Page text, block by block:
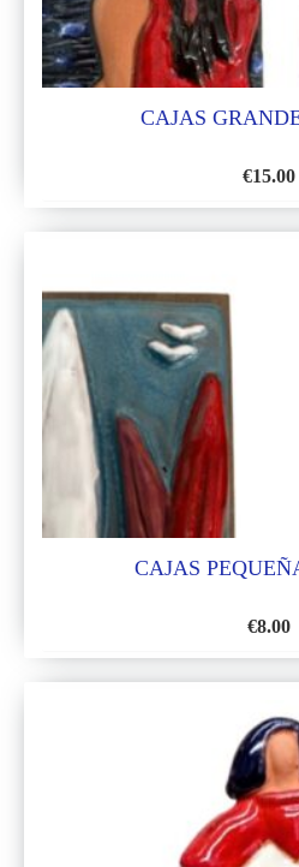
CAJAS
€15.00
CAJAS
€8.00